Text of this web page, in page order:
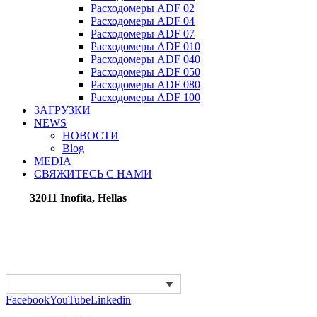
Расходомеры ADF 02
Расходомеры ADF 04
Расходомеры ADF 07
Расходомеры ADF 010
Расходомеры ADF 040
Расходомеры ADF 050
Расходомеры ADF 080
Расходомеры ADF 100
ЗАГРУЗКИ
NEWS
НОВОСТИ
Blog
MEDIA
СВЯЖИТЕСЬ С НАМИ
32011 Inofita, Hellas
FacebookYouTubeLinkedin